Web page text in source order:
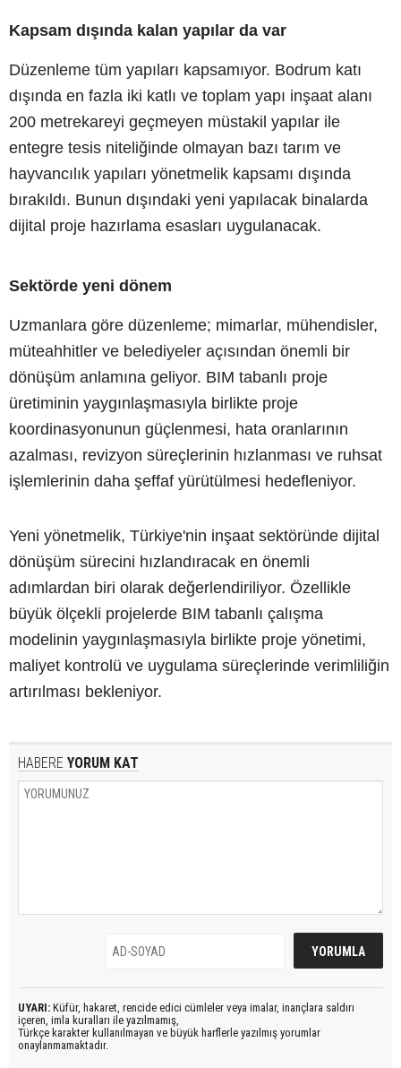
Kapsam dışında kalan yapılar da var
Düzenleme tüm yapıları kapsamıyor. Bodrum katı
dışında en fazla iki katlı ve toplam yapı inşaat alanı
200 metrekareyi geçmeyen müstakil yapılar ile
entegre tesis niteliğinde olmayan bazı tarım ve
hayvancılık yapıları yönetmelik kapsamı dışında
bırakıldı. Bunun dışındaki yeni yapılacak binalarda
dijital proje hazırlama esasları uygulanacak.
Sektörde yeni dönem
Uzmanlara göre düzenleme; mimarlar, mühendisler,
müteahhitler ve belediyeler açısından önemli bir
dönüşüm anlamına geliyor. BIM tabanlı proje
üretiminin yaygınlaşmasıyla birlikte proje
koordinasyonunun güçlenmesi, hata oranlarının
azalması, revizyon süreçlerinin hızlanması ve ruhsat
işlemlerinin daha şeffaf yürütülmesi hedefleniyor.
Yeni yönetmelik, Türkiye'nin inşaat sektöründe dijital
dönüşüm sürecini hızlandıracak en önemli
adımlardan biri olarak değerlendiriliyor. Özellikle
büyük ölçekli projelerde BIM tabanlı çalışma
modelinin yaygınlaşmasıyla birlikte proje yönetimi,
maliyet kontrolü ve uygulama süreçlerinde verimliliğin
artırılması bekleniyor.
HABERE YORUM KAT
UYARI: Küfür, hakaret, rencide edici cümleler veya imalar, inançlara saldırı
içeren, imla kuralları ile yazılmamış,
Türkçe karakter kullanılmayan ve büyük harflerle yazılmış yorumlar
onaylanmamaktadır.